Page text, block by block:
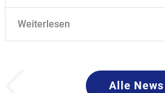
Weiterlesen
Alle News